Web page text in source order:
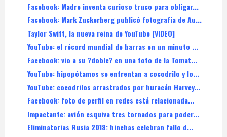
Facebook: Madre inventa curioso truco para obligar...
Facebook: Mark Zuckerberg publicó fotografía de Au...
Taylor Swift, la nueva reina de YouTube [VIDEO]
YouTube: el récord mundial de barras en un minuto ...
Facebook: vio a su ?doble? en una foto de la Tomat...
YouTube: hipopótamos se enfrentan a cocodrilo y lo...
YouTube: cocodrilos arrastrados por huracán Harvey...
Facebook: foto de perfil en redes está relacionada...
Impactante: avión esquiva tres tornados para poder...
Eliminatorias Rusia 2018: hinchas celebran fallo d...